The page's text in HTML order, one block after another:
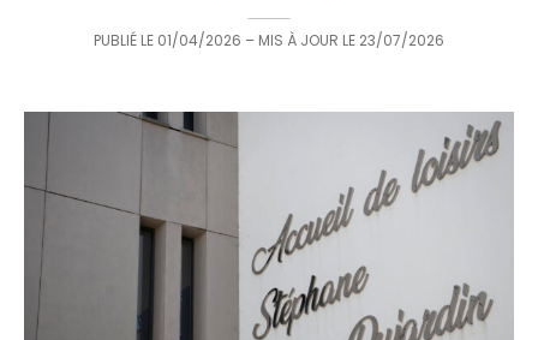
PUBLIÉ LE 01/04/2026 – MIS À JOUR LE 23/07/2026